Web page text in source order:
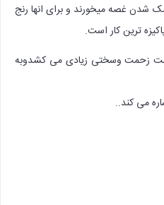
شدن غصه میخورند و برای انها رنج
ترین کار است.
زحمت وسختی زیادی می کشدوبه
می کند..